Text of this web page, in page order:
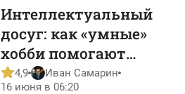
Интеллектуальный
досуг: как «умные»
хобби помогают
бороться с выгоранием
4,9
Иван Самарин
16 июня в 06:20